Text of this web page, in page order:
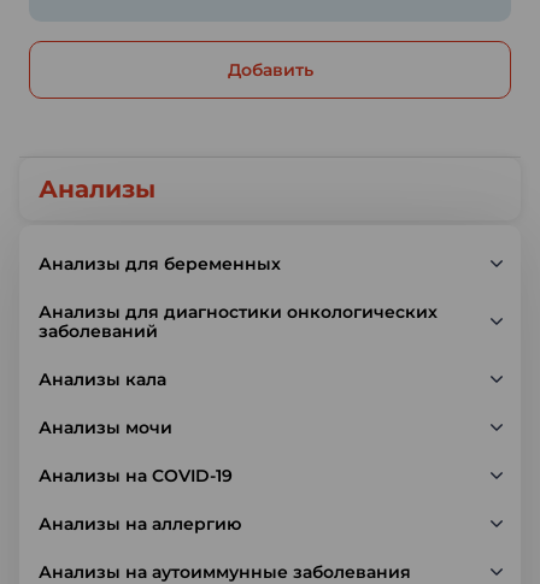
Анализы
Анализы для беременных
Анализы для диагностики онкологических
заболеваний
Анализы кала
Анализы мочи
Анализы на COVID-19
Анализы на аллергию
Анализы на аутоиммунные заболевания
Добавить